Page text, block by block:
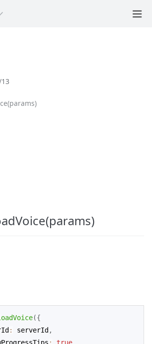
({
: serverId ,